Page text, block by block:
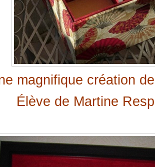
magnifique création
Élève de Martine